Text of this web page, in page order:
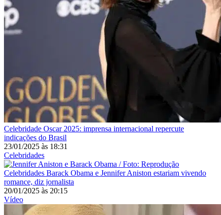
Celebridade Oscar 2025: imprensa internacional repercute
indicações do Brasil
23/01/2025 às 18:31
Celebridades
Celebridades Barack Obama e Jennifer Aniston estariam vivendo
romance, diz jornalista
20/01/2025 às 20:15
Vídeo